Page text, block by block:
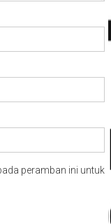
peramban ini untuk